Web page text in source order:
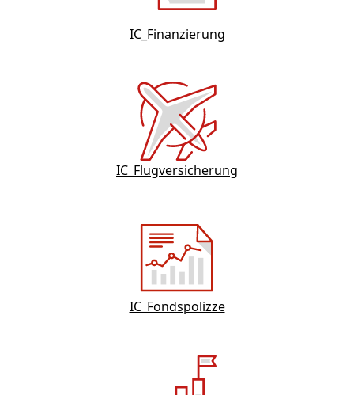
IC_Finanzierung
IC_Flugversicherung
IC_Fondspolizze